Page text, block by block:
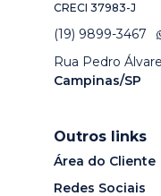
CRECI 37983-J
(19) 9899-3467
Rua Pedro
Campinas/SP
Outros links
Área do Cliente
Redes Sociais